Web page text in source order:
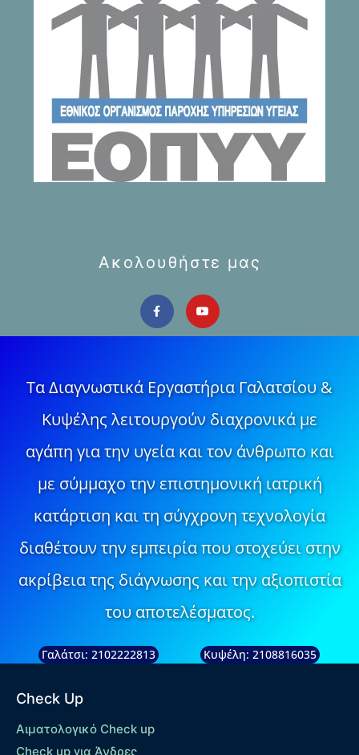
Ακολουθήστε μας
Τα Διαγνωστικά Εργαστήρια Γαλατσίου &
Κυψέλης λειτουργούν διαχρονικά με
αγάπη για την υγεία και τον άνθρωπο και
με σύμμαχο την επιστημονική ιατρική
κατάρτιση και τη σύγχρονη τεχνολογία
διαθέτουν την εμπειρία που στοχεύει στην
ακρίβεια της διάγνωσης και την αξιοπιστία
του αποτελέσματος.
Γαλάτσι: 2102222813 Κυψέλη: 2108816035
Check Up
Αιματολογικό Check up
Check up για Άνδρες